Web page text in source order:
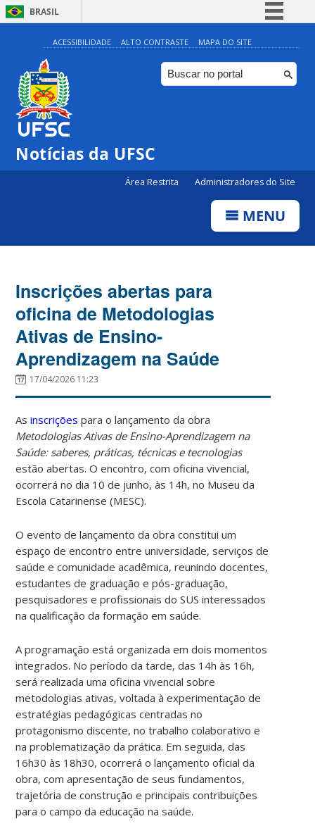
BRASIL
Simplifique!
Comunica BR
Participe
ACESSIBILIDADE ALTO CONTRASTE MAPA DO SITE
Notícias da UFSC
Área Restrita Administradores do Site
MENU
Inscrições abertas para
oficina de Metodologias
Ativas de Ensino-
Aprendizagem na Saúde
17/04/2026 11:23
Asinscriçõespara o lançamento da obra
Metodologias Ativas de Ensino-Aprendizagem na
Saúde: saberes, práticas, técnicas e tecnologias
estão abertas. O encontro, com oficina vivencial,
ocorrerá no dia 10 de junho, às 14h, no Museu da
Escola Catarinense (MESC).
O evento de lançamento da obra constitui um
espaço de encontro entre universidade, serviços de
saúde e comunidade acadêmica, reunindo docentes,
estudantes de graduação e pós-graduação,
pesquisadores e profissionais do SUS interessados
na qualificação da formação em saúde.
A programação está organizada em dois momentos
integrados. No período da tarde, das 14h às 16h,
será realizada uma oficina vivencial sobre
metodologias ativas, voltada à experimentação de
estratégias pedagógicas centradas no
protagonismo discente, no trabalho colaborativo e
na problematização da prática. Em seguida, das
16h30 às 18h30, ocorrerá o lançamento oficial da
obra, com apresentação de seus fundamentos,
trajetória de construção e principais contribuições
para o campo da educação na saúde.